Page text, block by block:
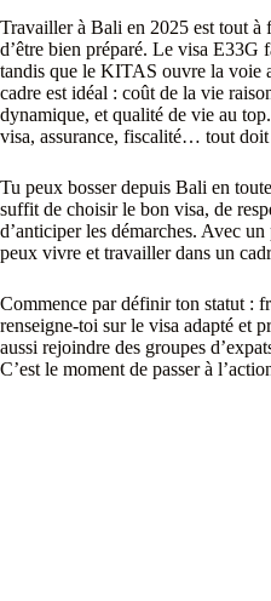
Travailler à Bali en 2025 est tout à
d’être bien préparé. Le visa E33G
tandis que le KITAS ouvre la voie
cadre est idéal : coût de la vie
dynamique, et qualité de vie au
visa, assurance, fiscalité… tout doit
Tu peux bosser depuis Bali en
suffit de choisir le bon visa, de
d’anticiper les démarches. Avec
peux vivre et travailler dans un
Commence par définir ton statut :
renseigne-toi sur le visa adapté et
aussi rejoindre des groupes
C’est le moment de passer à